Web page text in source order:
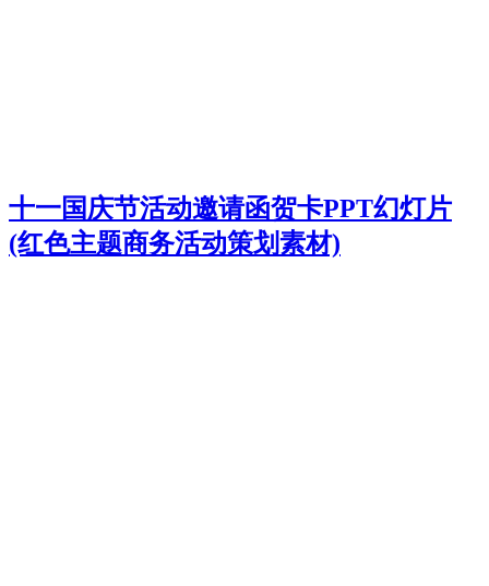
十一国庆节活动邀请函贺卡PPT幻灯片
(红色主题商务活动策划素材)